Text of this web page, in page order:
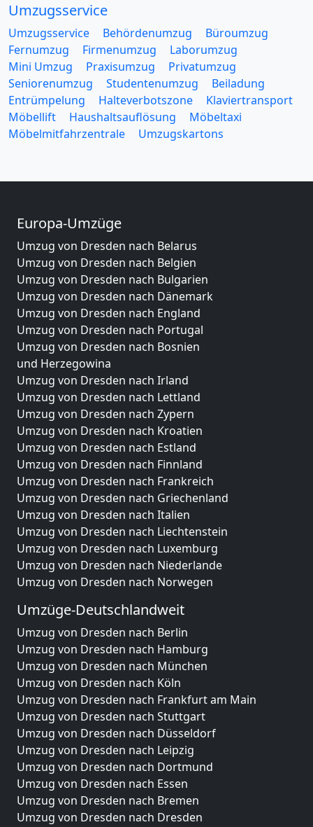
Umzugsservice
Umzugsservice Behördenumzug
Büroumzug
Fernumzug
Firmenumzug
Laborumzug
Mini Umzug
Praxisumzug
Privatumzug
Seniorenumzug
Studentenumzug
Beiladung
Entrümpelung
Halteverbotszone
Klaviertransport
Möbellift
Haushaltsauflösung
Möbeltaxi
Möbelmitfahrzentrale
Umzugskartons
Europa-Umzüge
Umzug von Dresden nach Belarus
Umzug von Dresden nach Belgien
Umzug von Dresden nach Bulgarien
Umzug von Dresden nach Dänemark
Umzug von Dresden nach England
Umzug von Dresden nach Portugal
Umzug von Dresden nach Bosnien
und Herzegowina
Umzug von Dresden nach Irland
Umzug von Dresden nach Lettland
Umzug von Dresden nach Zypern
Umzug von Dresden nach Kroatien
Umzug von Dresden nach Estland
Umzug von Dresden nach Finnland
Umzug von Dresden nach Frankreich
Umzug von Dresden nach Griechenland
Umzug von Dresden nach Italien
Umzug von Dresden nach Liechtenstein
Umzug von Dresden nach Luxemburg
Umzug von Dresden nach Niederlande
Umzug von Dresden nach Norwegen
Umzüge-Deutschlandweit
Umzug von Dresden nach Berlin
Umzug von Dresden nach Hamburg
Umzug von Dresden nach München
Umzug von Dresden nach Köln
Umzug von Dresden nach Frankfurt am Main
Umzug von Dresden nach Stuttgart
Umzug von Dresden nach Düsseldorf
Umzug von Dresden nach Leipzig
Umzug von Dresden nach Dortmund
Umzug von Dresden nach Essen
Umzug von Dresden nach Bremen
Umzug von Dresden nach Dresden